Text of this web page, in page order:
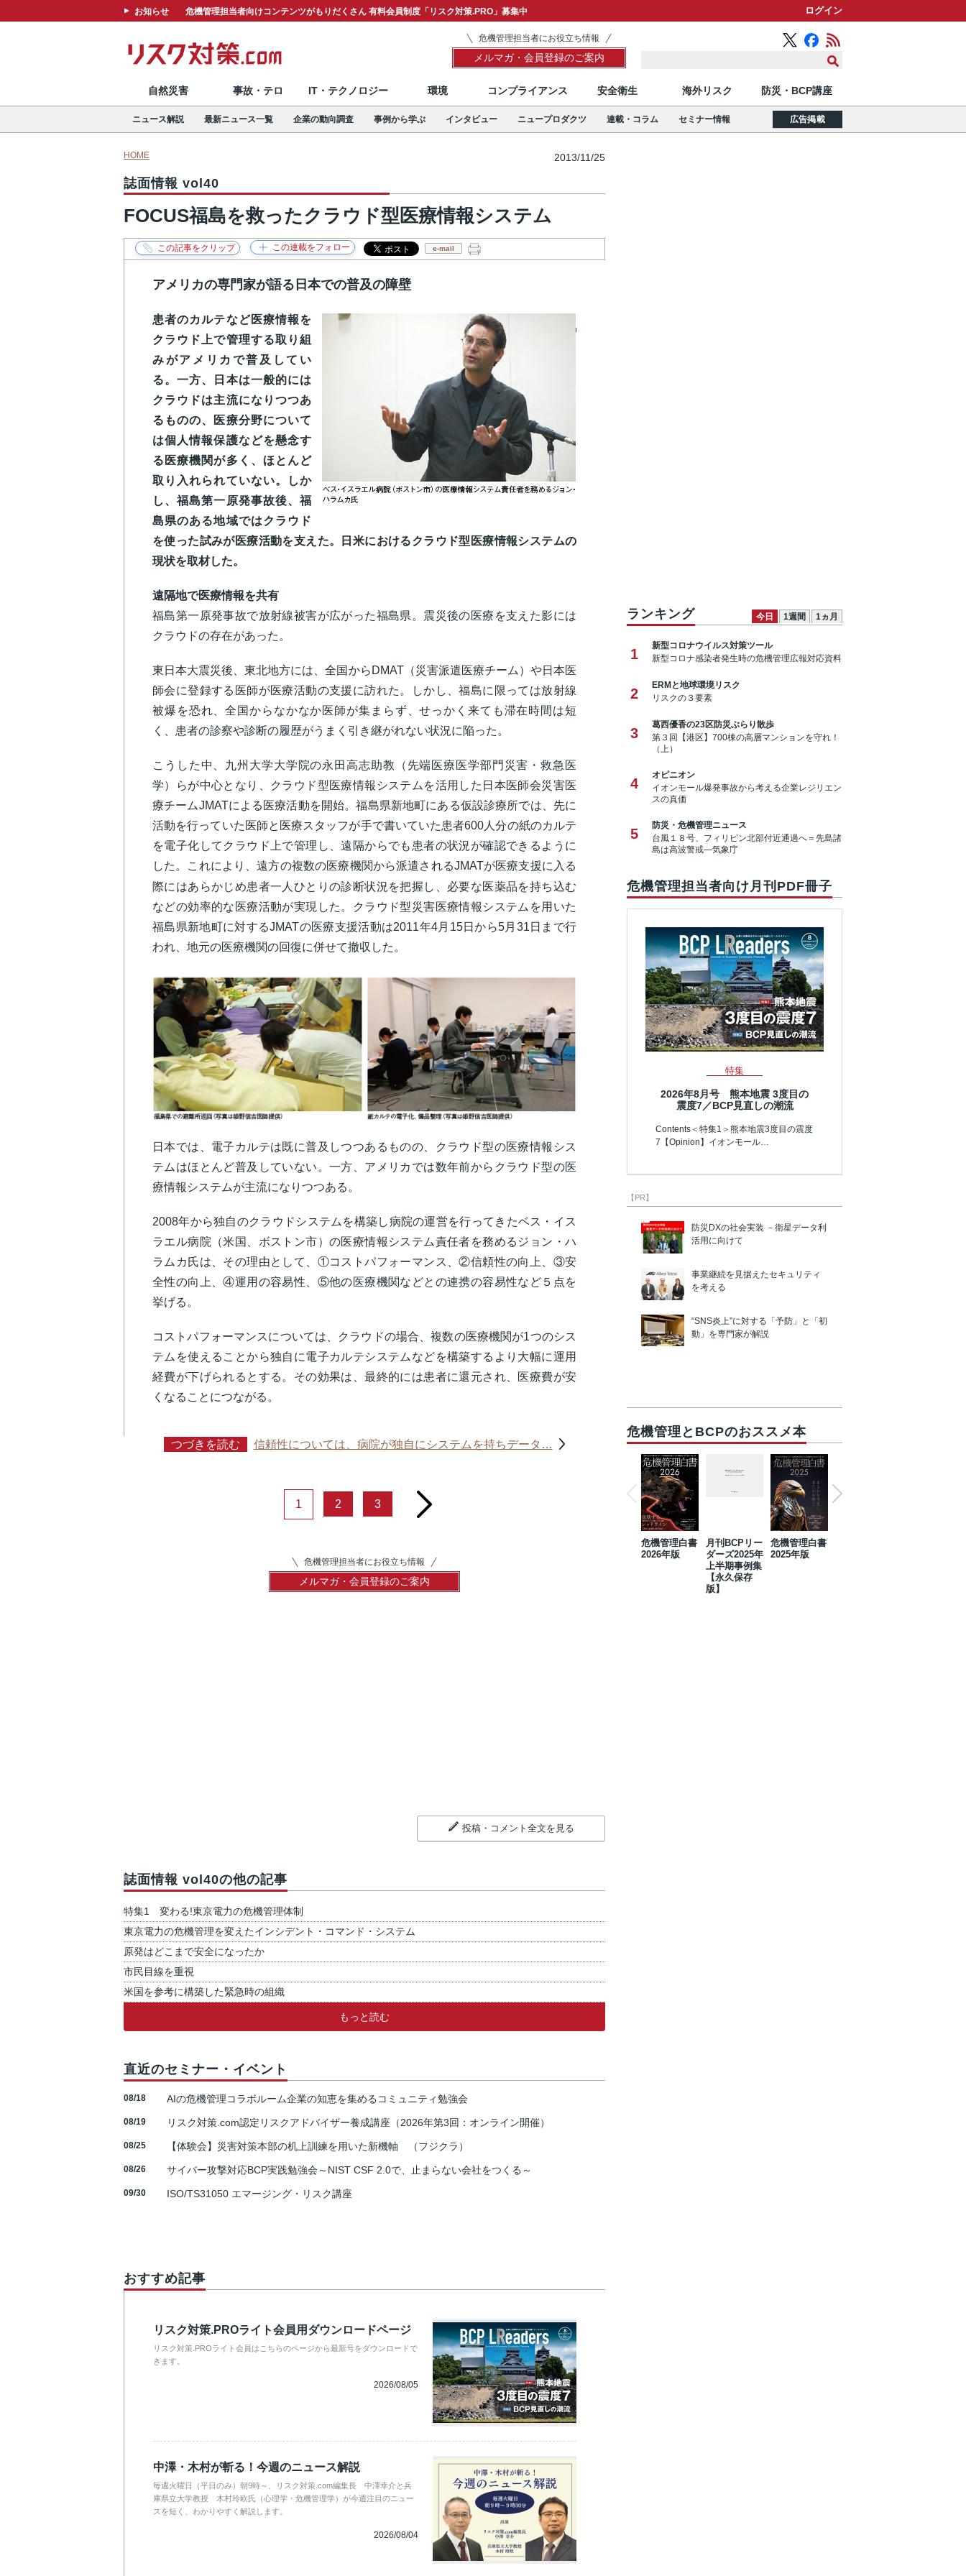
お知らせ 危機管理担当者向けコンテンツがもりだくさん 有料会員制度「リスク対策.PRO」募集中 ログイン
危機管理担当者にお役立ち情報
メルマガ・会員登録のご案内
自然災害 事故・テロ IT・テクノロジー 環境 コンプライアンス 安全衛生 海外リスク 防災・BCP講座
ニュース解説 最新ニュース一覧 企業の動向調査 事例から学ぶ インタビュー ニュープロダクツ 連載・コラム セミナー情報 広告掲載
HOME 2013/11/25
誌面情報 vol40
FOCUS福島を救ったクラウド型医療情報システム
e-mail
アメリカの専門家が語る日本での普及の障壁
患者のカルテなど医療情報を
クラウド上で管理する取り組
みがアメリカで普及してい
る。一方、日本は一般的には
クラウドは主流になりつつあ
るものの、医療分野について
は個人情報保護などを懸念す
る医療機関が多く、ほとんど
取り入れられていない。しか
し、福島第一原発事故後、福
島県のある地域ではクラウド
を使った試みが医療活動を支えた。日米におけるクラウド型医療情報システムの
現状を取材した。
遠隔地で医療情報を共有
福島第一原発事故で放射線被害が広がった福島県。震災後の医療を支えた影には
クラウドの存在があった。
東日本大震災後、東北地方には、全国からDMAT（災害派遣医療チーム）や日本医
師会に登録する医師が医療活動の支援に訪れた。しかし、福島に限っては放射線
被爆を恐れ、全国からなかなか医師が集まらず、せっかく来ても滞在時間は短
く、患者の診察や診断の履歴がうまく引き継がれない状況に陥った。
こうした中、九州大学大学院の永田高志助教（先端医療医学部門災害・救急医
学）らが中心となり、クラウド型医療情報システムを活用した日本医師会災害医
療チームJMATによる医療活動を開始。福島県新地町にある仮設診療所では、先に
活動を行っていた医師と医療スタッフが手で書いていた患者600人分の紙のカルテ
を電子化してクラウド上で管理し、遠隔からでも患者の状況が確認できるように
した。 これにより、遠方の複数の医療機関から派遣されるJMATが医療支援に入る
際にはあらかじめ患者一人ひとりの診断状況を把握し、必要な医薬品を持ち込む
などの効率的な医療活動が実現した。クラウド型災害医療情報システムを用いた
福島県新地町に対するJMATの医療支援活動は2011年4月15日から5月31日まで行
われ、地元の医療機関の回復に併せて撤収した。
日本では、電子カルテは既に普及しつつあるものの、クラウド型の医療情報シス
テムはほとんど普及していない。一方、アメリカでは数年前からクラウド型の医
療情報システムが主流になりつつある。
2008年から独自のクラウドシステムを構築し病院の運営を行ってきたベス・イス
ラエル病院（米国、ボストン市）の医療情報システム責任者を務めるジョン・ハ
ラムカ氏は、その理由として、①コストパフォーマンス、②信頼性の向上、③安
全性の向上、④運用の容易性、⑤他の医療機関などとの連携の容易性など５点を
挙げる。
コストパフォーマンスについては、クラウドの場合、複数の医療機関が1つのシス
テムを使えることから独自に電子カルテシステムなどを構築するより大幅に運用
経費が下げられるとする。その効果は、最終的には患者に還元され、医療費が安
くなることにつながる。
つづきを読む 信頼性については、病院が独自にシステムを持ちデータ…
1 2 3 next
危機管理担当者にお役立ち情報
メルマガ・会員登録のご案内
投稿・コメント全文を見る
誌面情報 vol40の他の記事
特集1 変わる!東京電力の危機管理体制
東京電力の危機管理を変えたインシデント・コマンド・システム
原発はどこまで安全になったか
市民目線を重視
米国を参考に構築した緊急時の組織
もっと読む
直近のセミナー・イベント
08/18 AIの危機管理コラボルーム企業の知恵を集めるコミュニティ勉強会
08/19 リスク対策.com認定リスクアドバイザー養成講座（2026年第3回：オンライン開催）
08/25 【体験会】災害対策本部の机上訓練を用いた新機軸 （フジクラ）
08/26 サイバー攻撃対応BCP実践勉強会～NIST CSF 2.0で、止まらない会社をつくる～
09/30 ISO/TS31050 エマージング・リスク講座
おすすめ記事
リスク対策.PROライト会員用ダウンロードページ
リスク対策.PROライト会員はこちらのページから最新号をダウンロードで
きます。
2026/08/05
中澤・木村が斬る！今週のニュース解説
毎週火曜日（平日のみ）朝9時～、リスク対策.com編集長 中澤幸介と兵
庫県立大学教授 木村玲欧氏（心理学・危機管理学）が今週注目のニュー
スを短く、わかりやすく解説します。
2026/08/04
ランキング 今日 1週間 1ヵ月
1
新型コロナウイルス対策ツール
新型コロナ感染者発生時の危機管理広報対応資料
2
ERMと地球環境リスク
リスクの３要素
3
葛西優香の23区防災ぶらり散歩
第３回【港区】700棟の高層マンションを守れ！
（上）
4
オピニオン
イオンモール爆発事故から考える企業レジリエン
スの真価
5
防災・危機管理ニュース
台風１８号、フィリピン北部付近通過へ＝先島諸
島は高波警戒―気象庁
危機管理担当者向け月刊PDF冊子
特集
2026年8月号 熊本地震 3度目の
震度7／BCP見直しの潮流
Contents＜特集1＞熊本地震3度目の震度
7【Opinion】イオンモール…
【PR】
防災DXの社会実装 －衛星データ利
活用に向けて
事業継続を見据えたセキュリティ
を考える
“SNS炎上”に対する「予防」と「初
動」を専門家が解説
危機管理とBCPのおススメ本
危機管理白書
2026年版
月刊BCPリー
ダーズ2025年
上半期事例集
【永久保存
版】
危機管理白書
2025年版